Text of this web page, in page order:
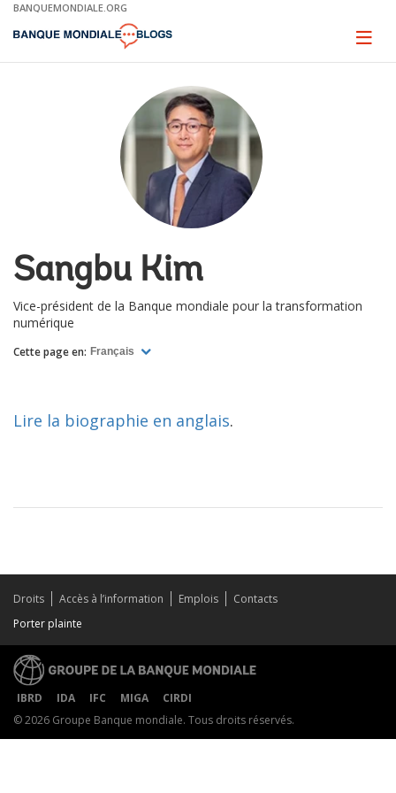
Skip
Main
BANQUEMONDIALE.ORG
Page
Sangbu Kim
Vice-président de la Banque mondiale pour la transformation
numérique
Cette page en: Français
Lire la biographie en anglais.
Droits Accès à l’information Emplois
Contacts
Porter plainte
IBRD IDA IFC MIGA
CIRDI
© 2026 Groupe Banque mondiale. Tous droits réservés.